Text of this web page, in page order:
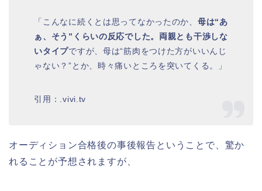
「こんなに続くとは思ってなかったのか、 母は“あ
ぁ、そう”くらいの反応でした。両親とも干渉しな
いタイプですが、母は“筋肉をつけた方がいいんじ
ゃない？”とか、時々痛いところを突いてくる。」
引用：.vivi.tv
オーディション合格後の事後報告ということで、驚か
れることが予想されますが、